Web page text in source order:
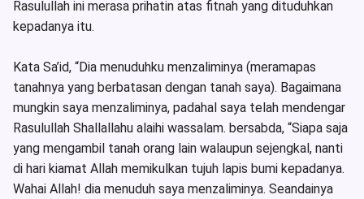
Rasulullah ini merasa prihatin atas fitnah yang dituduhkan
kepadanya itu.
Kata Sa’id, “Dia menuduhku menzaliminya (meramapas
tanahnya yang berbatasan dengan tanah saya). Bagaimana
mungkin saya menzaliminya, padahal saya telah mendengar
Rasulullah Shallallahu alaihi wassalam. bersabda, “Siapa saja
yang mengambil tanah orang lain walaupun sejengkal, nanti
di hari kiamat Allah memikulkan tujuh lapis bumi kepadanya.
Wahai Allah! dia menuduh saya menzaliminya. Seandainya